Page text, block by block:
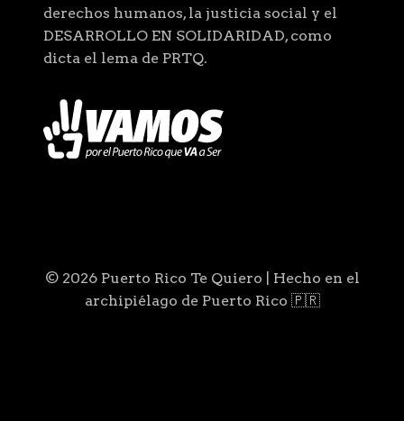
derechos humanos, la justicia social y el
DESARROLLO EN SOLIDARIDAD, como
dicta el lema de PRTQ.
© 2026 Puerto Rico Te Quiero | Hecho en el
archipiélago de Puerto Rico 🇵🇷